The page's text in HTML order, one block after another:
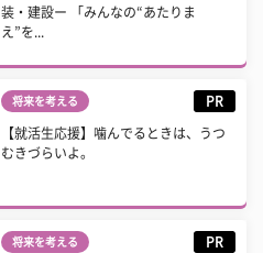
装・建設ー 「みんなの“あたりま
え”を...
将来を考える PR
【就活生応援】噛んでるときは、うつ
むきづらいよ。
将来を考える PR